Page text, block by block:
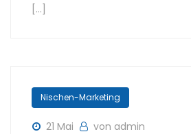
[…]
Nischen-Marketing
21 Mai von admin